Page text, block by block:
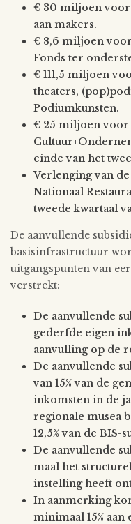
€ 30 miljoen voor
aan makers.
€ 8,6 miljoen
Fonds ter
€ 111,5 miljoen
theaters,
Podiumkunsten.
€ 25 miljoen voor
einde van het
Verlenging van
Nationaal
tweede kwartaal
De aanvullende
basisinfrastructuur
uitgangspunten van
verstrekt:
De aanvullende
gederfde eigen
aanvulling op de
De aanvullende
van 15% van de
inkomsten in de
regionale musea
12,5% van de BIS-
De aanvullende
maal het
instelling heeft
In aanmerking
minimaal 15%